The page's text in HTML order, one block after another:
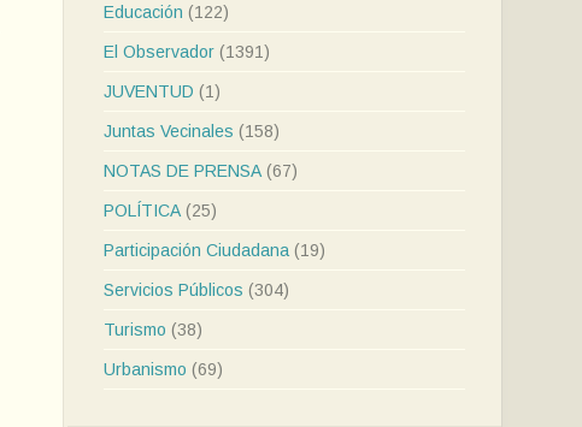
Educación (122)
El Observador (1391)
JUVENTUD (1)
Juntas Vecinales (158)
NOTAS DE PRENSA (67)
POLÍTICA (25)
Participación Ciudadana (19)
Servicios Públicos (304)
Turismo (38)
Urbanismo (69)